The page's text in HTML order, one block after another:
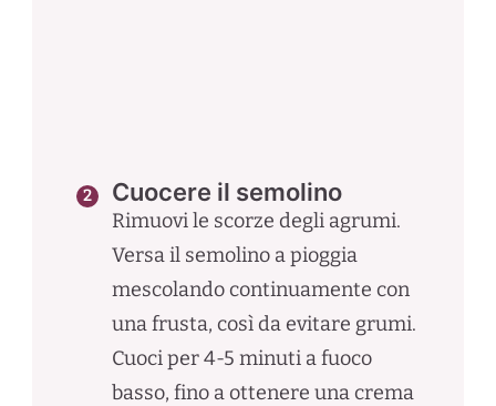
Cuocere il semolino
Rimuovi le scorze degli agrumi.
Versa il semolino a pioggia
mescolando continuamente con
una frusta, così da evitare grumi.
Cuoci per 4-5 minuti a fuoco
basso, fino a ottenere una crema